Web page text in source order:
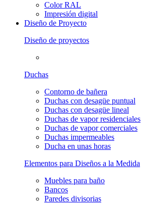
Color RAL
Impresión digital
Diseño de Proyecto
Diseño de proyectos
Duchas
Contorno de bañera
Duchas con desagüe puntual
Duchas con desagüe lineal
Duchas de vapor residenciales
Duchas de vapor comerciales
Duchas impermeables
Ducha en unas horas
Elementos para Diseños a la Medida
Muebles para baño
Bancos
Paredes divisorias